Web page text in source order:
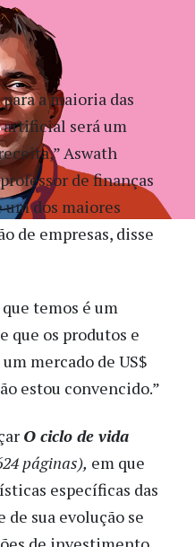
a maioria das
será um
Aswath
de finanças
dos maiores
de empresas, disse
temos é um
que os produtos e
mercado de US$
estou convencido.”
O ciclo de vida
páginas), em que
específicas das
de sua evolução se